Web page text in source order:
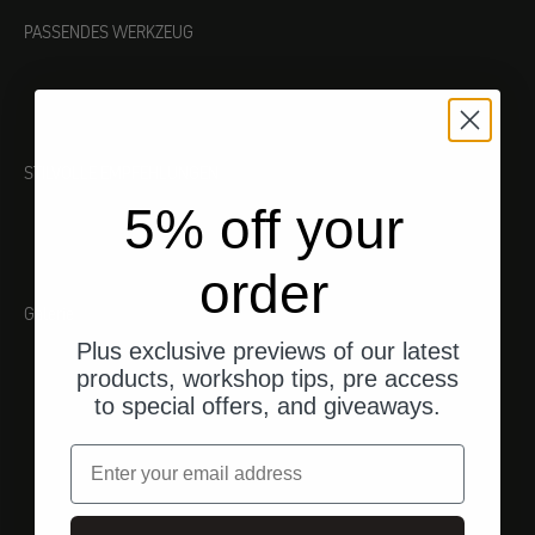
PASSENDES WERKZEUG
STILVOLLE EMPFEHLUNGEN
Galerie
5% off your
order
Plus exclusive previews of our latest
products, workshop tips, pre access
to special offers, and giveaways.
Email